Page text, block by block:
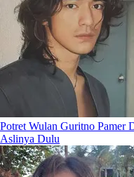
Potret Wulan Guritno Pamer
Aslinya Dulu